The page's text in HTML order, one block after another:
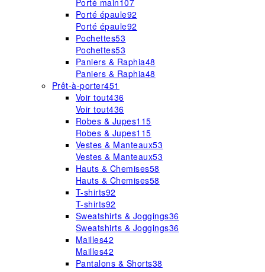
Porté main107
Porté épaule92
Porté épaule92
Pochettes53
Pochettes53
Paniers & Raphia48
Paniers & Raphia48
Prêt-à-porter451
Voir tout436
Voir tout436
Robes & Jupes115
Robes & Jupes115
Vestes & Manteaux53
Vestes & Manteaux53
Hauts & Chemises58
Hauts & Chemises58
T-shirts92
T-shirts92
Sweatshirts & Joggings36
Sweatshirts & Joggings36
Mailles42
Mailles42
Pantalons & Shorts38